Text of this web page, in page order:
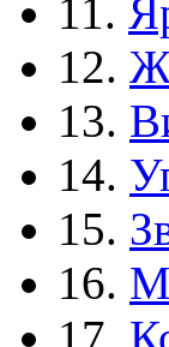
11.
12.
13.
14.
15.
16.